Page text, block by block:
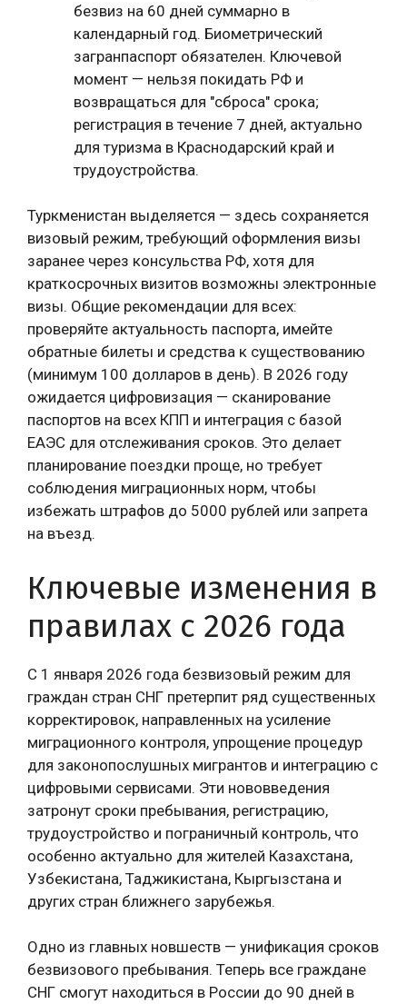
безвиз на 60 дней суммарно в
календарный год. Биометрический
загранпаспорт обязателен. Ключевой
момент — нельзя покидать РФ и
возвращаться для "сброса" срока;
регистрация в течение 7 дней, актуально
для туризма в Краснодарский край и
трудоустройства.
Туркменистан выделяется — здесь сохраняется
визовый режим, требующий оформления визы
заранее через консульства РФ, хотя для
краткосрочных визитов возможны электронные
визы. Общие рекомендации для всех:
проверяйте актуальность паспорта, имейте
обратные билеты и средства к существованию
(минимум 100 долларов в день). В 2026 году
ожидается цифровизация — сканирование
паспортов на всех КПП и интеграция с базой
ЕАЭС для отслеживания сроков. Это делает
планирование поездки проще, но требует
соблюдения миграционных норм, чтобы
избежать штрафов до 5000 рублей или запрета
на въезд.
Ключевые изменения в
правилах с 2026 года
С 1 января 2026 года безвизовый режим для
граждан стран СНГ претерпит ряд существенных
корректировок, направленных на усиление
миграционного контроля, упрощение процедур
для законопослушных мигрантов и интеграцию с
цифровыми сервисами. Эти нововведения
затронут сроки пребывания, регистрацию,
трудоустройство и пограничный контроль, что
особенно актуально для жителей Казахстана,
Узбекистана, Таджикистана, Кыргызстана и
других стран ближнего зарубежья.
Одно из главных новшеств — унификация сроков
безвизового пребывания. Теперь все граждане
СНГ смогут находиться в России до 90 дней в